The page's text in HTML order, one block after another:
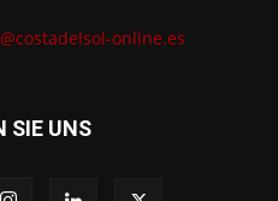
online.es
SIE UNS